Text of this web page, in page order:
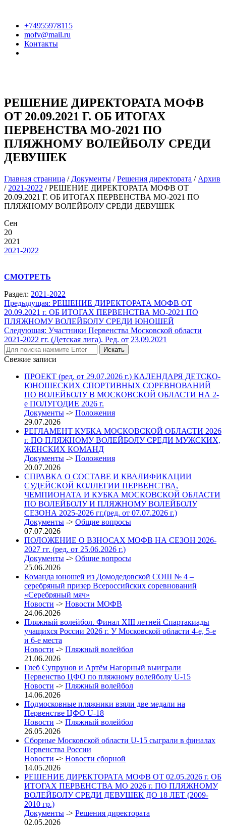
+74955978115
mofv@mail.ru
Контакты
РЕШЕНИЕ ДИРЕКТОРАТА МОФВ
ОТ 20.09.2021 Г. ОБ ИТОГАХ
ПЕРВЕНСТВА МО-2021 ПО
ПЛЯЖНОМУ ВОЛЕЙБОЛУ СРЕДИ
ДЕВУШЕК
Главная страница / Документы /Решения директората / Архив
/ 2021-2022 /РЕШЕНИЕ ДИРЕКТОРАТА МОФВ ОТ
20.09.2021 Г. ОБ ИТОГАХ ПЕРВЕНСТВА МО-2021 ПО
ПЛЯЖНОМУ ВОЛЕЙБОЛУ СРЕДИ ДЕВУШЕК
Сен
20
2021
2021-2022
СМОТРЕТЬ
Раздел: 2021-2022
Навигация
по
записям
Предыдущая: РЕШЕНИЕ ДИРЕКТОРАТА МОФВ ОТ
20.09.2021 г. ОБ ИТОГАХ ПЕРВЕНСТВА МО-2021 ПО
ПЛЯЖНОМУ ВОЛЕЙБОЛУ СРЕДИ ЮНОШЕЙ
Следующая: Участники Первенства Московской области
2021-2022 гг. (Детская лига). Ред. от 23.09.2021
Свежие записи
ПРОЕКТ (ред. от 29.07.2026 г.) КАЛЕНДАРЯ ДЕТСКО-
ЮНОШЕСКИХ СПОРТИВНЫХ СОРЕВНОВАНИЙ
ПО ВОЛЕЙБОЛУ В МОСКОВСКОЙ ОБЛАСТИ НА 2-
е ПОЛУГОДИЕ 2026 г.
Документы -> Положения
29.07.2026
РЕГЛАМЕНТ КУБКА МОСКОВСКОЙ ОБЛАСТИ 2026
г. ПО ПЛЯЖНОМУ ВОЛЕЙБОЛУ СРЕДИ МУЖСКИХ,
ЖЕНСКИХ КОМАНД
Документы -> Положения
20.07.2026
СПРАВКА О СОСТАВЕ И КВАЛИФИКАЦИИ
СУДЕЙСКОЙ КОЛЛЕГИИ ПЕРВЕНСТВА,
ЧЕМПИОНАТА И КУБКА МОСКОВСКОЙ ОБЛАСТИ
ПО ВОЛЕЙБОЛУ И ПЛЯЖНОМУ ВОЛЕЙБОЛУ
СЕЗОНА 2025-2026 гг.(ред. от 07.07.2026 г.)
Документы -> Общие вопросы
07.07.2026
ПОЛОЖЕНИЕ О ВЗНОСАХ МОФВ НА СЕЗОН 2026-
2027 гг. (ред. от 25.06.2026 г.)
Документы -> Общие вопросы
25.06.2026
Команда юношей из Домодедовской СОШ № 4 –
серебряный призер Всероссийских соревнований
«Серебряный мяч»
Новости -> Новости МОФВ
24.06.2026
Пляжный волейбол. Финал XIII летней Спартакиады
учащихся России 2026 г. У Московской области 4-е, 5-е
и 6-е места
Новости -> Пляжный волейбол
21.06.2026
Глеб Супрунов и Артём Нагорный выиграли
Первенство ЦФО по пляжному волейболу U-15
Новости -> Пляжный волейбол
14.06.2026
Подмосковные пляжники взяли две медали на
Первенстве ЦФО U-18
Новости -> Пляжный волейбол
26.05.2026
Сборные Московской области U-15 сыграли в финалах
Первенства России
Новости -> Новости сборной
14.05.2026
РЕШЕНИЕ ДИРЕКТОРАТА МОФВ ОТ 02.05.2026 г. ОБ
ИТОГАХ ПЕРВЕНСТВА МО 2026 г. ПО ПЛЯЖНОМУ
ВОЛЕЙБОЛУ СРЕДИ ДЕВУШЕК ДО 18 ЛЕТ (2009-
2010 гр.)
Документы -> Решения директората
02.05.2026